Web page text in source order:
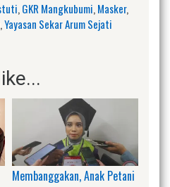
,GKR Mangkubumi,Masker,
,Yayasan Sekar Arum Sejati
Membanggakan, Anak Petani